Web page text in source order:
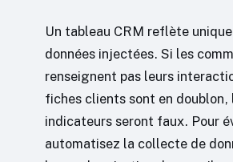
Un tableau CRM reflète
données injectées. Si les
renseignent pas leurs
fiches clients sont en doublon,
indicateurs seront faux. Pour
automatisez la collecte de